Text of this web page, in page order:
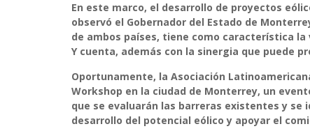
En este marco, el desarrollo de proyectos
observó el Gobernador del Estado de
de ambos países, tiene como característica
Y cuenta, además con la sinergia que puede
Oportunamente, la Asociación
Workshop en la ciudad de Monterrey, un
que se evaluarán las barreras existentes y
desarrollo del potencial eólico y apoyar el